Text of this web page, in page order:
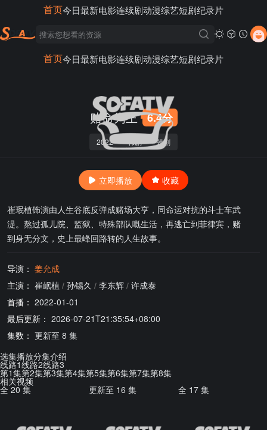
首页今日最新电影连续剧动漫综艺短剧纪录片
首页今日最新电影连续剧动漫综艺短剧纪录片
赌命为王 6.4分
2022 韩剧 韩剧
立即播放 收藏
崔珉植饰演由人生谷底反弹成赌场大亨，同命运对抗的斗士车武
湜。熬过孤儿院、监狱、特殊部队嘅生活，再逃亡到菲律宾，赌
到身无分文，史上最峰回路转的人生故事。
导演： 姜允成
主演： 崔岷植 / 孙锡久 / 李东辉 / 许成泰
首播： 2022-01-01
最后更新： 2026-07-21T21:35:54+08:00
集数： 更新至 8 集
选集播放分集介绍
线路1线路2线路3
第1集第2集第3集第4集第5集第6集第7集第8集
相关视频
全 20 集 更新至 16 集 全 17 集